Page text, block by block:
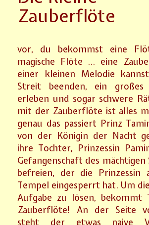
Zauberflöte
vor, du bekommst eine
magische Flöte … eine
einer kleinen Melodie
Streit beenden, ein großes
erleben und sogar schwere
mit der Zauberflöte ist alles
genau das passiert Prinz
von der Königin der Nacht
ihre Tochter, Prinzessin
Gefangenschaft des mächtigen
befreien, der die Prinzessin
Tempel eingesperrt hat. Um
Aufgabe zu lösen, bekommt
Zauberflöte! An der Seite
steht der etwas naive